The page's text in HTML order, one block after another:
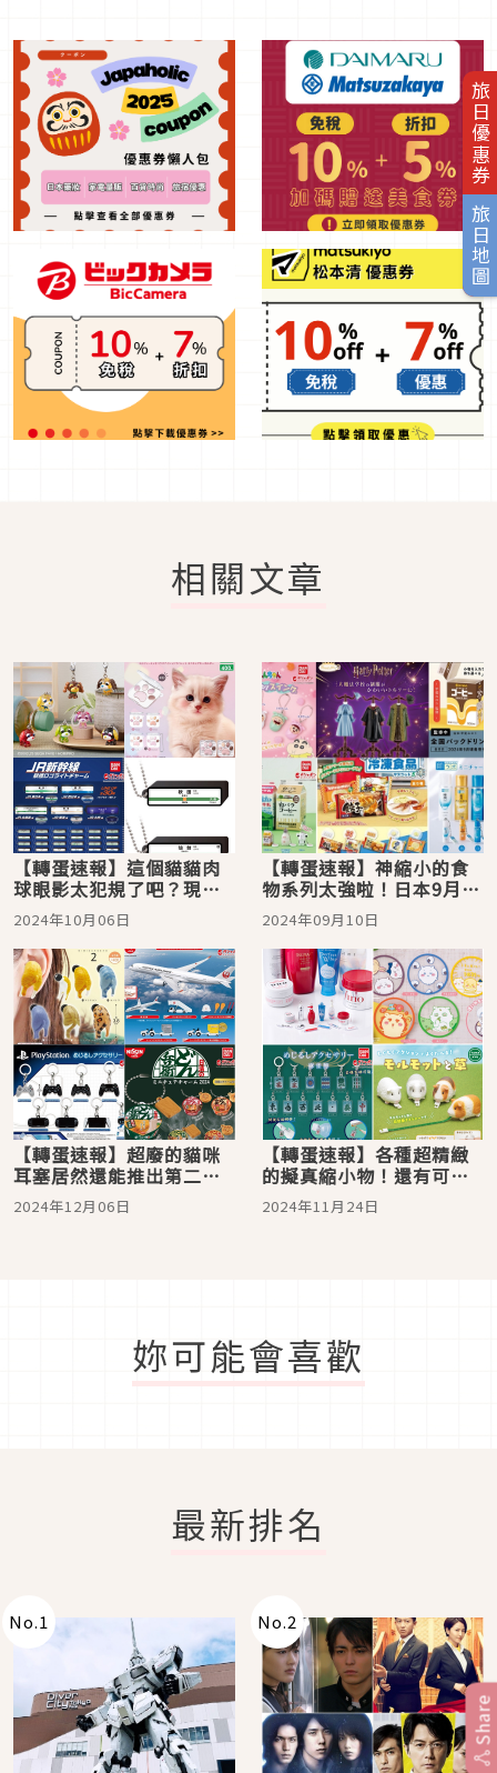
旅日優惠券
旅日地圖
相關文章
【轉蛋速報】這個貓貓肉
球眼影太犯規了吧？現在
去日本就要找這些機台來
轉！
2024年10月06日
【轉蛋速報】神縮小的食
物系列太強啦！日本9月最
新轉蛋情報
2024年09月10日
【轉蛋速報】超廢的貓咪
耳塞居然還能推出第二
彈！日本超精緻的縮小擬
真轉蛋都在這
2024年12月06日
【轉蛋速報】各種超精緻
的擬真縮小物！還有可以
隨身帶著走的麻將
2024年11月24日
妳可能會喜歡
最新排名
No.1 No.2
Share